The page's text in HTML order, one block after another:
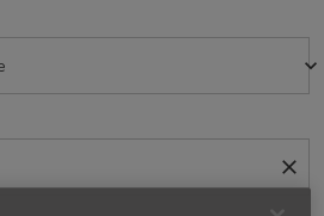
keyboard_arrow_down
close